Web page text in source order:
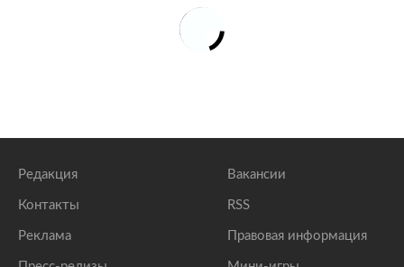
Редакция
Контакты
Реклама
Вакансии
RSS
Правовая информация